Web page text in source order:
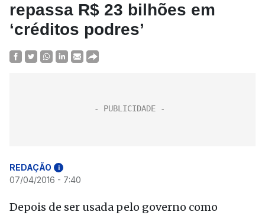
repassa R$ 23 bilhões em
‘créditos podres’
REDAÇÃO i
07/04/2016 - 7:40
Depois de ser usada pelo governo como